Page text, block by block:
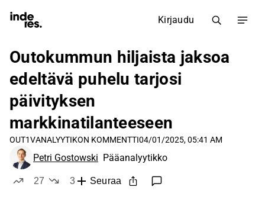
Kirjaudu
Outokummun hiljaista jaksoa
edeltävä puhelu tarjosi
päivityksen
markkinatilanteeseen
OUT1VANALYYTIKON KOMMENTTI04/01/2025, 05:41 AM
Petri Gostowski Pääanalyytikko
27
3
Seuraa